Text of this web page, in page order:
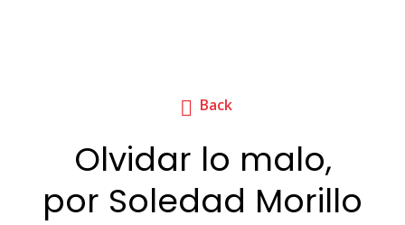
Back
Olvidar lo malo,
por Soledad Morillo